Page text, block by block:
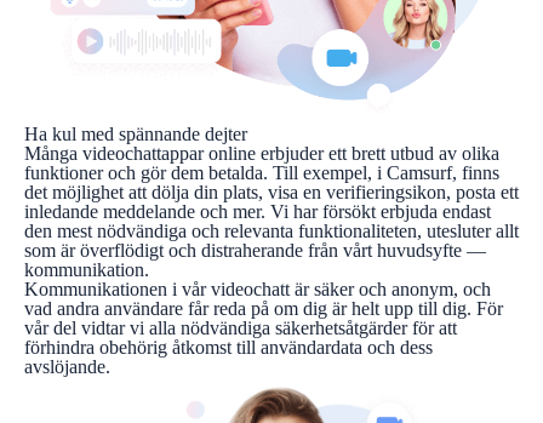
Ha kul med spännande dejter
Många videochattappar online erbjuder ett brett utbud av olika
funktioner och gör dem betalda. Till exempel, i Camsurf, finns
det möjlighet att dölja din plats, visa en verifieringsikon, posta ett
inledande meddelande och mer. Vi har försökt erbjuda endast
den mest nödvändiga och relevanta funktionaliteten, utesluter allt
som är överflödigt och distraherande från vårt huvudsyfte —
kommunikation.
Kommunikationen i vår videochatt är säker och anonym, och
vad andra användare får reda på om dig är helt upp till dig. För
vår del vidtar vi alla nödvändiga säkerhetsåtgärder för att
förhindra obehörig åtkomst till användardata och dess
avslöjande.